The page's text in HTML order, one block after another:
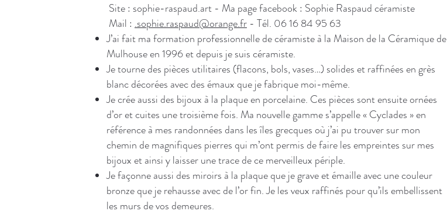
Site : sophie-raspaud.art - Ma page facebook : Sophie Raspaud céramiste
Mail : .sophie.raspaud@orange.fr - Tél. 06 16 84 95 63
J’ai fait ma formation professionnelle de céramiste à la Maison de la Céramique de
Mulhouse en 1996 et depuis je suis céramiste.
Je tourne des pièces utilitaires (flacons, bols, vases…) solides et raffinées en grès
blanc décorées avec des émaux que je fabrique moi-même.
Je crée aussi des bijoux à la plaque en porcelaine. Ces pièces sont ensuite ornées
d’or et cuites une troisième fois. Ma nouvelle gamme s’appelle « Cyclades » en
référence à mes randonnées dans les îles grecques où j’ai pu trouver sur mon
chemin de magnifiques pierres qui m’ont permis de faire les empreintes sur mes
bijoux et ainsi y laisser une trace de ce merveilleux périple.
Je façonne aussi des miroirs à la plaque que je grave et émaille avec une couleur
bronze que je rehausse avec de l’or fin. Je les veux raffinés pour qu’ils embellissent
les murs de vos demeures.